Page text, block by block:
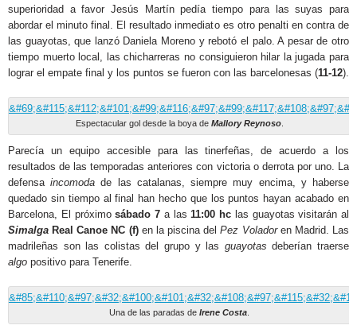
superioridad a favor Jesús Martín pedía tiempo para las suyas para
abordar el minuto final. El resultado inmediato es otro penalti en contra de
las guayotas, que lanzó Daniela Moreno y rebotó el palo. A pesar de otro
tiempo muerto local, las chicharreras no consiguieron hilar la jugada para
lograr el empate final y los puntos se fueron con las barcelonesas (11-12).
Espectacular gol desde la boya de Mallory Reynoso.
Parecía un equipo accesible para las tinerfeñas, de acuerdo a los
resultados de las temporadas anteriores con victoria o derrota por uno. La
defensaincomoda de las catalanas, siempre muy encima, y haberse
quedado sin tiempo al final han hecho que los puntos hayan acabado en
Barcelona, El próximosábado 7 a las11:00 hc las guayotas visitarán al
Simalga Real Canoe NC (f)en la piscina delPez Voladoren Madrid. Las
madrileñas son las colistas del grupo y las guayotasdeberían traerse
algo positivo para Tenerife.
Una de las paradas de Irene Costa